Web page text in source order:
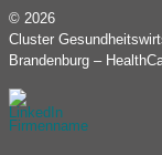
© 2026
Cluster
Brandenburg –